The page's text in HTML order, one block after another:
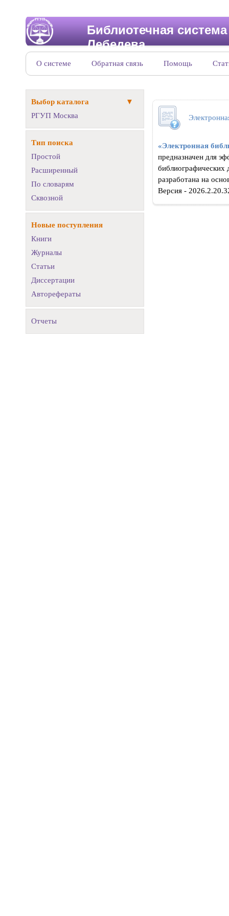
Библиотечная
Лебедева
О системе Обратная связь Помощь
Выбор каталога
РГУП Москва
Тип поиска
Простой
Расширенный
По словарям
Сквозной
Новые поступления
Книги
Журналы
Статьи
Диссертации
Авторефераты
Отчеты
«Электронная
предназначен для
разработана на
Версия -